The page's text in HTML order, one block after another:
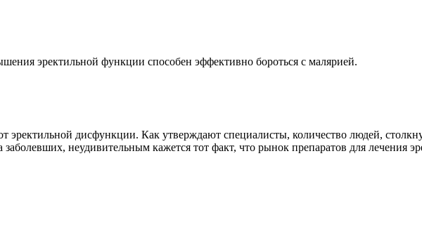
эректильной функции способен эффективно бороться с малярией.
дисфункции. Как утверждают специалисты, количество людей,
неудивительным кажется тот факт, что рынок препаратов для лечения